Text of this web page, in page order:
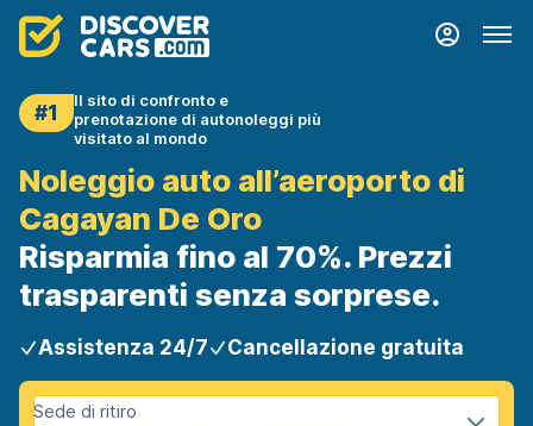
#1
Il sito di confronto e
prenotazione di autonoleggi più
visitato al mondo
Noleggio auto all’aeroporto di
Cagayan De Oro
Risparmia fino al 70%. Prezzi
trasparenti senza sorprese.
Assistenza 24/7 Cancellazione gratuita
Sede di ritiro